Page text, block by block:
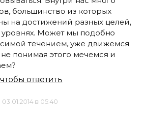
большинство из которых
на достижений разных целей,
уровнях. Может мы подобно
течением, уже движемся
понимая этого мечемся и
ответить
03.01.2014 в 05:40